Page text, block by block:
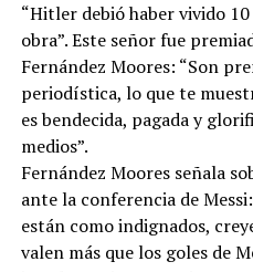
“Hitler debió haber vivido
obra”. Este señor fue
Fernández Moores: “Son
periodística, lo que te
es bendecida, pagada y
medios”.
Fernández Moores señala
ante la conferencia de
están como indignados,
valen más que los goles de